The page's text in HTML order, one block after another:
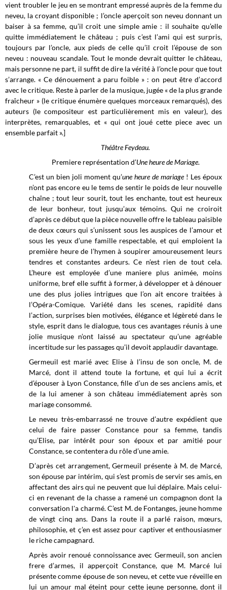
vient troubler le jeu en se montrant empressé auprès de la femme du
neveu, la croyant disponible ; l’oncle aperçoit son neveu donnant un
baiser à sa femme, qu’il croit une simple amie : il souhaite qu’elle
quitte immédiatement le château ; puis c’est l’ami qui est surpris,
toujours par l’oncle, aux pieds de celle qu’il croit l’épouse de son
neveu : nouveau scandale. Tout le monde devrait quitter le château,
mais personne ne part, il suffit de dire la vérité à l’oncle pour que tout
s’arrange. « Ce dénouement a paru foible » : on peut être d’accord
avec le critique. Reste à parler de la musique, jugée « de la plus grande
fraîcheur » (le critique énumère quelques morceaux remarqués), des
auteurs (le compositeur est particulièrement mis en valeur), des
interprètes, remarquables, et « qui ont joué cette piece avec un
ensemble parfait ».]
Théâtre Feydeau.
Premiere représentation d’Une heure de Mariage.
C’est un bien joli moment qu’une heure de mariage ! Les époux
n’ont pas encore eu le tems de sentir le poids de leur nouvelle
chaîne ; tout leur sourit, tout les enchante, tout est heureux
de leur bonheur, tout jusqu’aux témoins. Qui ne croiroit
d’après ce début que la pièce nouvelle offre le tableau paisible
de deux cœurs qui s’unissent sous les auspices de l’amour et
sous les yeux d’une famille respectable, et qui emploient la
première heure de l’hymen à soupirer amoureusement leurs
tendres et constantes ardeurs. Ce n’est rien de tout cela.
L’heure est employée d’une maniere plus animée, moins
uniforme, bref elle suffit à former, à développer et à dénouer
une des plus jolies intrigues que l’on ait encore traitées à
l’Opéra-Comique. Variété dans les scenes, rapidité dans
l’action, surprises bien motivées, élégance et légèreté dans le
style, esprit dans le dialogue, tous ces avantages réunis à une
jolie musique n’ont laissé au spectateur qu’une agréable
incertitude sur les passages qu’il devoit applaudir davantage.
Germeuil est marié avec Elise à l’insu de son oncle, M. de
Marcé, dont il attend toute la fortune, et qui lui a écrit
d’épouser à Lyon Constance, fille d’un de ses anciens amis, et
de la lui amener à son château immédiatement après son
mariage consommé.
Le neveu très-embarrassé ne trouve d’autre expédient que
celui de faire passer Constance pour sa femme, tandis
qu’Elise, par intérêt pour son époux et par amitié pour
Constance, se contentera du rôle d’une amie.
D’après cet arrangement, Germeuil présente à M. de Marcé,
son épouse par intérim, qui s’est promis de servir ses amis, en
affectant des airs qui ne peuvent que lui déplaire. Mais celui-
ci en revenant de la chasse a ramené un compagnon dont la
conversation l'a charmé. C’est M. de Fontanges, jeune homme
de vingt cinq ans. Dans la route il a parlé raison, mœurs,
philosophie, et ç’en est assez pour captiver et enthousiasmer
le riche campagnard.
Après avoir renoué connoissance avec Germeuil, son ancien
frere d’armes, il apperçoit Constance, que M. Marcé lui
présente comme épouse de son neveu, et cette vue réveille en
lui un amour mal éteint pour cette jeune personne, dont il